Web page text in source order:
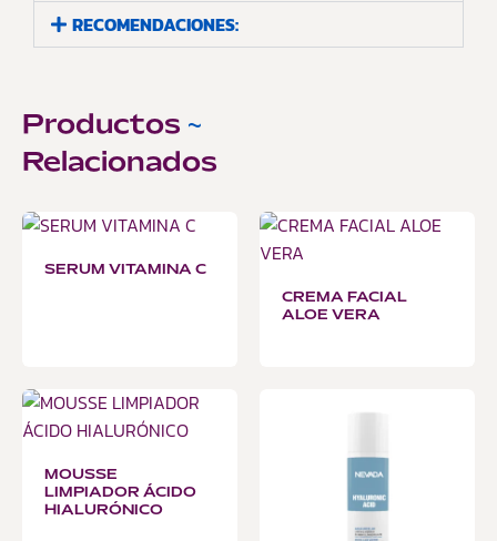
RECOMENDACIONES:
Productos ~
Relacionados
SERUM VITAMINA C
CREMA FACIAL
ALOE VERA
MOUSSE
LIMPIADOR ÁCIDO
HIALURÓNICO